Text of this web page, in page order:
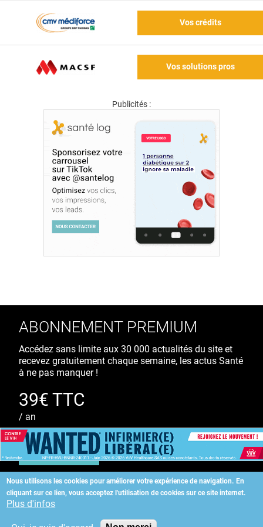
Vos crédits
Vos solutions pros
Publicités :
Nous utilisons les cookies pour améliorer votre expérience de navigation. En
cliquant sur ce lien, vous acceptez l'utilisation de cookies sur ce site internet.
Plus d'infos
ABONNEMENT PREMIUM
Accédez sans limite aux 30 000 actualités du site et
recevez gratuitement chaque semaine, les actus Santé
à ne pas manquer !
39€ TTC
/ an
S'ABONNER
Copyright©2026 ALLIEDHEALTH